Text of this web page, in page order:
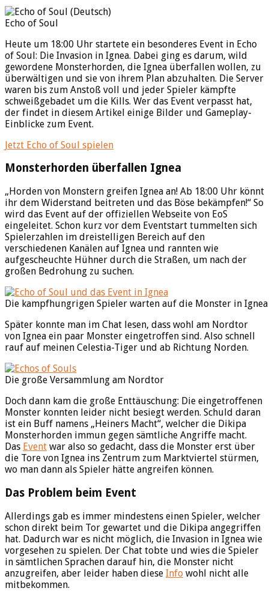
Echo of Soul
Heute um 18:00 Uhr startete ein besonderes Event in Echo
of Soul: Die Invasion in Ignea. Dabei ging es darum, wild
gewordene Monsterhorden, die Ignea überfallen wollen, zu
überwältigen und sie von ihrem Plan abzuhalten. Die Server
waren bis zum Anstoß voll und jeder Spieler kämpfte
schweißgebadet um die Kills. Wer das Event verpasst hat,
der findet in diesem Artikel einige Bilder und Gameplay-
Einblicke zum Event.
Jetzt Echo of Soul spielen
Monsterhorden überfallen Ignea
„Horden von Monstern greifen Ignea an! Ab 18:00 Uhr könnt
ihr dem Widerstand beitreten und das Böse bekämpfen!“ So
wird das Event auf der offiziellen Webseite von EoS
eingeleitet. Schon kurz vor dem Eventstart tummelten sich
Spielerzahlen im dreistelligen Bereich auf den
verschiedenen Kanälen auf Ignea und rannten wie
aufgescheuchte Hühner durch die Straßen, um nach der
großen Bedrohung zu suchen.
Die kampfhungrigen Spieler warten auf die Monster in Ignea
Später konnte man im Chat lesen, dass wohl am Nordtor
von Ignea ein paar Monster eingetroffen sind. Also schnell
rauf auf meinen Celestia-Tiger und ab Richtung Norden.
Die große Versammlung am Nordtor
Doch dann kam die große Enttäuschung: Die eingetroffenen
Monster konnten leider nicht besiegt werden. Schuld daran
ist ein Buff namens „Heiners Macht“, welcher die Dikipa
Monsterhorden immun gegen sämtliche Angriffe macht.
Das Event war also so gedacht, dass die Monster erst über
die Tore von Ignea ins Zentrum zum Marktviertel stürmen,
wo man dann als Spieler hätte angreifen können.
Das Problem beim Event
Allerdings gab es immer mindestens einen Spieler, welcher
schon direkt beim Tor gewartet und die Dikipa angegriffen
hat. Dadurch war es nicht möglich, die Invasion in Ignea wie
vorgesehen zu spielen. Der Chat tobte und wies die Spieler
in sämtlichen Sprachen darauf hin, die Monster nicht
anzugreifen, aber leider haben diese Info wohl nicht alle
mitbekommen.